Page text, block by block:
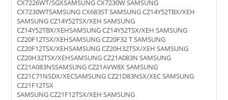
CX7226WT/SGXSAMSUNG CX7230W SAMSUNG
CX7230WTSAMSUNG CX683ST SAMSUNG CZ14Y52TBX/XEH
SAMSUNG CZ14Y52TSX/XEH SAMSUNG
CZ14Y52TBX/XEHSAMSUNG CZ14Y52TSX/XEH SAMSUNG
CZ20F12TSX/XEHSAMSUNG CZ20F32 T SAMSUNG
CZ20F12TSX/XEHSAMSUNG CZ20H32TSX/XEH SAMSUNG
CZ20H32TSX/XEHSAMSUNG CZ21A083N SAMSUNG
CZ21A083NSSAMSUNG CZ21AVW8X SAMSUNG
CZ21C71NSDX/XECSAMSUNG CZ21D83NSX/XEC SAMSUNG
CZ21F12TSX
SAMSUNG CZ21F12TSX/XEH SAMSUNG